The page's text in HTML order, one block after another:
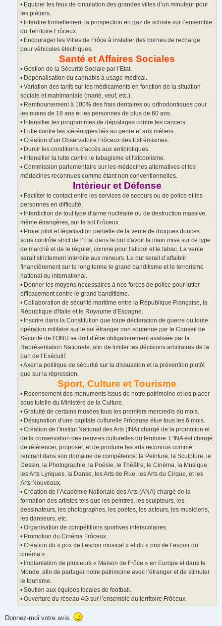
• Equiper les feux de circulation des grandes villes d’un minuteur pour
les piétons.
• Interdire formellement la prospection en gaz de schiste sur l’ensemble
du Territoire Frôceux.
• Encourager les Villes de Frôce à installer des bornes de recharge
pour véhicules électriques.
Santé et Affaires Sociales
• Gestion de la Sécurité Sociale par l’Etat.
• Dépénalisation du cannabis à usage médical.
• Variation des tarifs sur les médicaments en fonction de la situation
sociale et matrimoniale (marié, veuf, etc.).
• Remboursement à 100% des frais dentaires ou orthodontiques pour
les moins de 18 ans et les personnes de plus de 60 ans.
• Intensifier les programmes de dépistages contre les cancers.
• Lutte contre les stéréotypes liés au genre et aux métiers.
• Création d’un Observatoire Frôceux des Extrémismes.
• Durcir les conditions d'accès aux antibiotiques.
• Intensifier la lutte contre le tabagisme et l'alcoolisme.
• Commission parlementaire sur les médecines alternatives et les
médecines reconnues comme étant non conventionnelles.
Intérieur et Défense
• Faciliter le contact entre les services de secours ou de police et les
personnes en difficulté.
• Interdiction de tout type d’arme nucléaire ou de destruction massive,
même étrangères, sur le sol Frôceux.
• Projet pilot et légalisation partielle de la vente de drogues douces
sous contrôle strict de l’Etat dans le but d'avoir la main mise sur ce type
de marché et de le réguler, comme pour l'alcool et le tabac. La vente
serait strictement interdite aux mineurs. Le but serait d’affaiblir
financièrement sur le long terme le grand banditisme et le terrorisme
national ou international.
• Donner les moyens nécessaires à nos forces de police pour lutter
efficacement contre le grand banditisme.
• Collaboration de sécurité maritime entre la République Française, la
République d'Italie et le Royaume d'Espagne.
• Inscrire dans la Constitution que toute déclaration de guerre ou toute
opération militaire sur le sol étranger non soutenue par le Conseil de
Sécurité de l’ONU se doit d’être obligatoirement avalisée par la
Représentation Nationale, afin de limiter les décisions arbitraires de la
part de l’Exécutif.
• Axer la politique de sécurité sur la dissuasion et la prévention plutôt
que sur la répression.
Sport, Culture et Tourisme
• Recensement des monuments issus de notre patrimoine et les placer
sous tutelle du Ministère de la Culture.
• Gratuité de certains musées tous les premiers mercredis du mois.
• Désignation d'une capitale culturelle Frôceuse élue tous les 6 mois.
• Création de l'Institut National des Arts (INA) chargé de la promotion et
de la conservation des oeuvres culturelles du territoire. L'INA est chargé
de référencer, proposer, et de produire les arts reconnus comme
rentrant dans son domaine de compétence: la Peinture, la Sculpture, le
Dessin, la Photographie, la Poésie, le Théâtre, le Cinéma, la Musique,
les Arts Lyriques, la Danse, les Arts de Rue, les Arts du Cirque, et les
Arts Nouveaux.
• Création de l’Académie Nationale des Arts (ANA) chargé de la
formation des artistes tels que les peintres, les sculpteurs, les
dessinateurs, les photographes, les poètes, les acteurs, les musiciens,
les danseurs, etc.
• Organisation de compétitions sportives interscolaires.
• Promotion du Cinéma Frôceux.
• Création du « prix de l’espoir musical » et du « prix de l’espoir du
cinéma ».
• Implantation de plusieurs « Maison de Frôce » en Europe et dans le
Monde, afin de partager notre patrimoine avec l’étranger et de stimuler
le tourisme.
• Soutien aux équipes locales de football.
• Ouverture du réseau 4G sur l’ensemble du territoire Frôceux.
Donnez-moi votre avis.